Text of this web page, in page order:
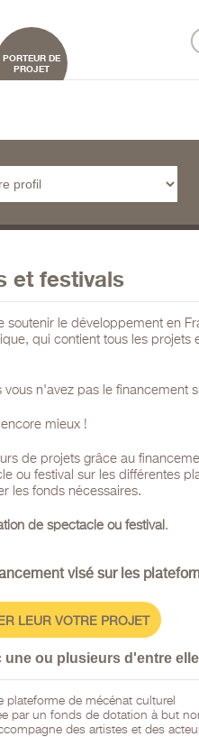
PORTEUR DE
PROJET
et festivals
soutenir le développement en
qui contient tous les projets
n'avez pas le financement
mieux !
de projets grâce au
ou festival sur les différentes
les fonds nécessaires.
de spectacle ou festival .
visé sur les
LEUR VOTRE PROJET
ou plusieurs d'entre
plateforme de mécénat culturel
par un fonds de dotation à but
des artistes et des